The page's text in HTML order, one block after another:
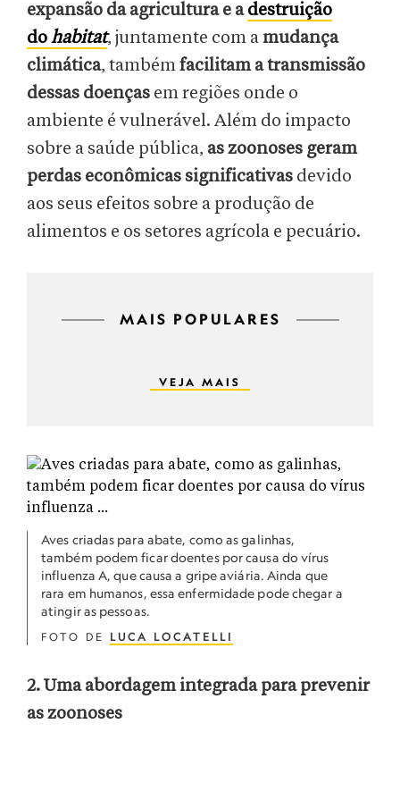
expansão da agricultura e adestruição
dohabitat, juntamente com a mudança
climática, tambémfacilitam a transmissão
dessas doenças em regiões onde o
ambiente é vulnerável. Além do impacto
sobre a saúde pública, as zoonoses geram
perdas econômicas significativas devido
aos seus efeitos sobre a produção de
alimentos e os setores agrícola e pecuário.
MAIS POPULARES
VEJA MAIS
Aves criadas para abate, como as galinhas,
também podem ficar doentes por causa do vírus
influenza A, que causa a gripe aviária. Ainda que
rara em humanos, essa enfermidade pode chegar a
atingir as pessoas.
FOTO DE LUCA LOCATELLI
2. Uma abordagem integrada para prevenir
as zoonoses